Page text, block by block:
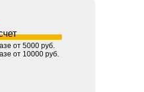
от 5000 руб.
от 10000 руб.